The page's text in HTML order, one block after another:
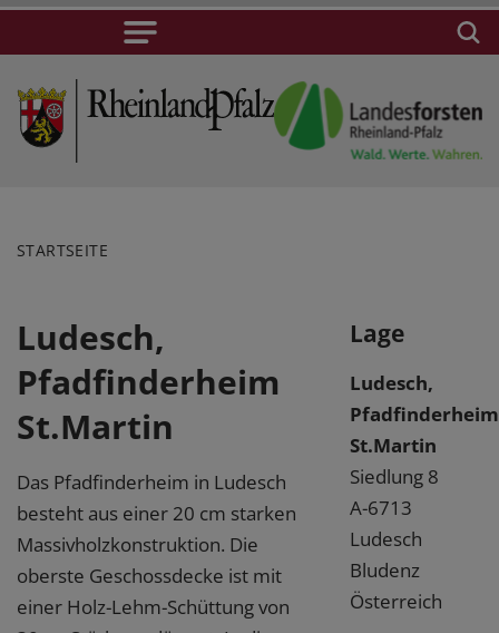
STARTSEITE
Ludesch,
Pfadfinderheim
St.Martin
Das Pfadfinderheim in Ludesch
besteht aus einer 20 cm starken
Massivholzkonstruktion. Die
oberste Geschossdecke ist mit
einer Holz-Lehm-Schüttung von
Lage
Ludesch,
Pfadfinderheim
St.Martin
Siedlung 8
A-6713
Ludesch
Bludenz
Österreich